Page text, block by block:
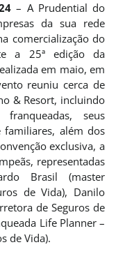
– A Prudential do
da sua rede
comercialização do
a 25ª edição da
em maio, em
reuniu cerca de
& Resort, incluindo
seus
familiares, além dos
exclusiva, a
representadas
Brasil (master
de Vida), Danilo
de Seguros de
Life Planner –
de Vida).